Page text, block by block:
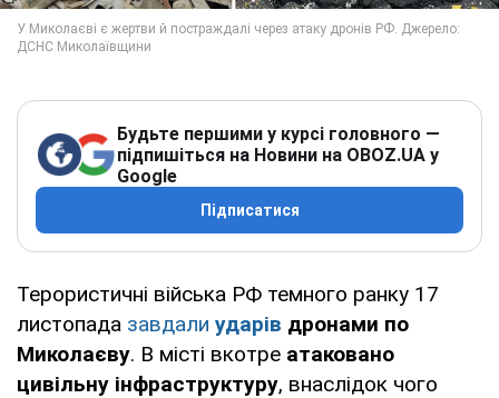
Будьте першими у курсі головного —
підпишіться на Новини на OBOZ.UA у
Google
Підписатися
Терористичні війська РФ темного ранку 17
листопада завдали ударів дронами по
Миколаєву. В місті вкотре атаковано
цивільну інфраструктуру, внаслідок чого